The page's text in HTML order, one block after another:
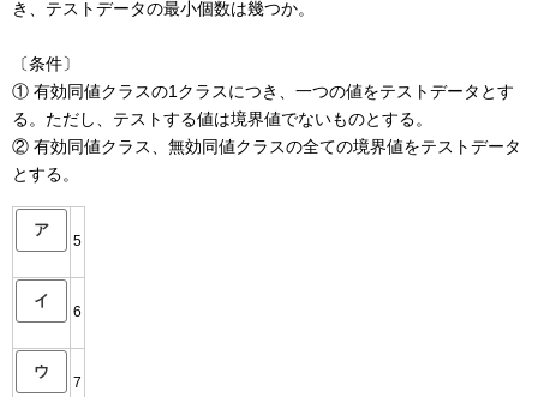
き、テストデータの最小個数は幾つか。
〔条件〕
① 有効同値クラスの1クラスにつき、一つの値をテストデータとす
る。ただし、テストする値は境界値でないものとする。
② 有効同値クラス、無効同値クラスの全ての境界値をテストデータ
とする。
ア
5
イ
6
ウ
7